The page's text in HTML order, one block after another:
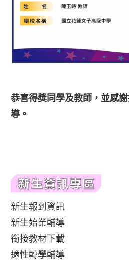
恭喜得獎同學及教師，並感
導。
新生報到資訊
新生始業輔導
銜接教材下載
適性轉學輔導